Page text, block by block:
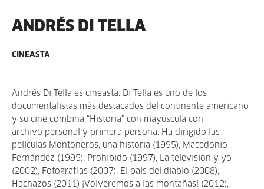
ANDRÉS DI TELLA
CINEASTA
Andrés Di Tella es cineasta. Di Tella es uno de los
documentalistas más destacados del continente americano
y su cine combina “Historia” con mayúscula con
archivo personal y primera persona. Ha dirigido las
películas Montoneros, una historia (1995), Macedonio
Fernández (1995), Prohibido (1997), La televisión y yo
(2002), Fotografías (2007), El país del diablo (2008),
Hachazos (2011) ¡Volveremos a las montañas! (2012),